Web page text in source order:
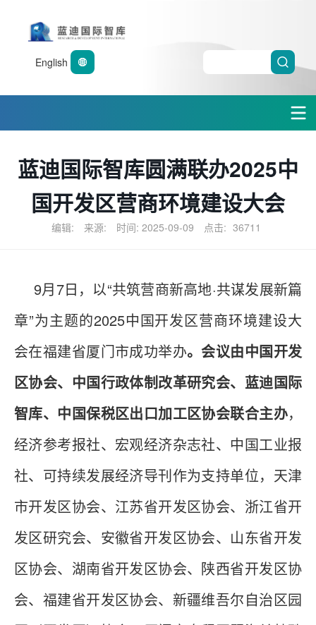
English
蓝迪国际智库圆满联办2025中
国开发区营商环境建设大会
编辑: 来源: 时间: 2025-09-09 点击: 36711
9月7日，以“共筑营商新高地·共谋发展新篇
章”为主题的2025中国开发区营商环境建设大
会在福建省厦门市成功举办。会议由中国开发
区协会、中国行政体制改革研究会、蓝迪国际
智库、中国保税区出口加工区协会联合主办，
经济参考报社、宏观经济杂志社、中国工业报
社、可持续发展经济导刊作为支持单位，天津
市开发区协会、江苏省开发区协会、浙江省开
发区研究会、安徽省开发区协会、山东省开发
区协会、湖南省开发区协会、陕西省开发区协
会、福建省开发区协会、新疆维吾尔自治区园